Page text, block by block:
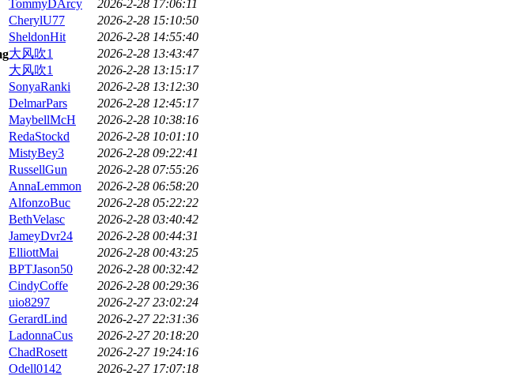
TommyDArcy
2026-2-28 17:06:11
CherylU77
2026-2-28 15:10:50
SheldonHit
2026-2-28 14:55:40
大风吹1
2026-2-28 13:43:47
大风吹1
2026-2-28 13:15:17
SonyaRanki
2026-2-28 13:12:30
DelmarPars
2026-2-28 12:45:17
MaybellMcH
2026-2-28 10:38:16
RedaStockd
2026-2-28 10:01:10
MistyBey3
2026-2-28 09:22:41
RussellGun
2026-2-28 07:55:26
AnnaLemmon
2026-2-28 06:58:20
AlfonzoBuc
2026-2-28 05:22:22
BethVelasc
2026-2-28 03:40:42
JameyDvr24
2026-2-28 00:44:31
ElliottMai
2026-2-28 00:43:25
BPTJason50
2026-2-28 00:32:42
CindyCoffe
2026-2-28 00:29:36
uio8297
2026-2-27 23:02:24
GerardLind
2026-2-27 22:31:36
LadonnaCus
2026-2-27 20:18:20
ChadRosett
2026-2-27 19:24:16
Odell0142
2026-2-27 17:07:18